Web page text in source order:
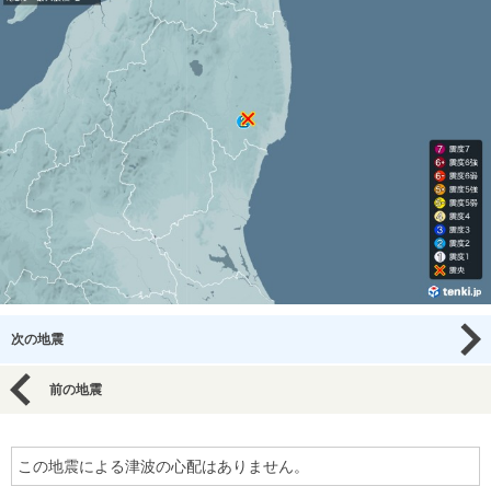
次の地震
前の地震
この地震による津波の心配はありません。